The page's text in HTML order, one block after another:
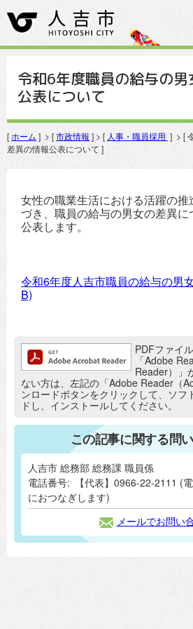
令和6年度職員の給与の
公表について
[ ホーム ] > [市政情報 ] > [ 人事・職員採用 ] > [
差異の情報公表について ]
女性の職業生活における活躍の
づき、職員の給与の男女の差異に
公表します。
令和6年度人吉市職員の給与の男
B)
追加情報：PDFファイルPDFファイ
「Adobe
Reader）」
ない方は、左記の「Adobe Reader（
ンロードボタンをクリックして、ソフ
ドし、インストールしてください。
この記事に関する問
人吉市 総務部 総務課 職員係
電話番号:
【代表】0966-22-2111 (
におつなぎします)
メールでお問い